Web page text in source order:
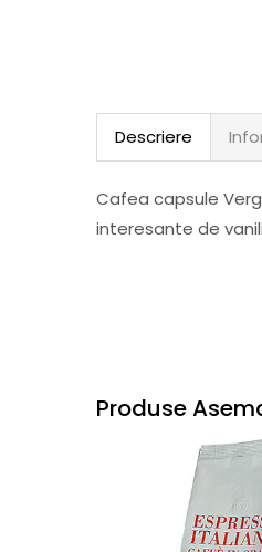
Descriere
Cafea capsule
interesante de
Produse